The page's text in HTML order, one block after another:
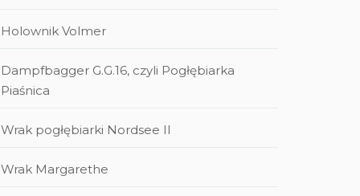
Holownik Volmer
Dampfbagger G.G.16, czyli Pogłębiarka
Piaśnica
Wrak pogłębiarki Nordsee II
Wrak Margarethe